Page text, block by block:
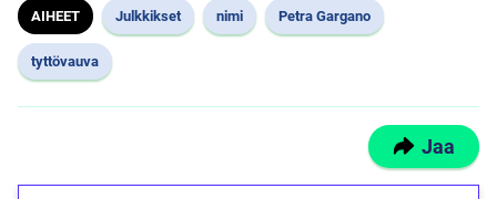
AIHEET Julkkikset nimi Petra Gargano
tyttövauva
Jaa